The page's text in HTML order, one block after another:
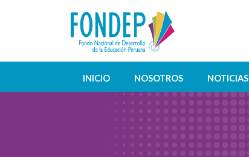
INICIO NOSOTROS NOTICIAS